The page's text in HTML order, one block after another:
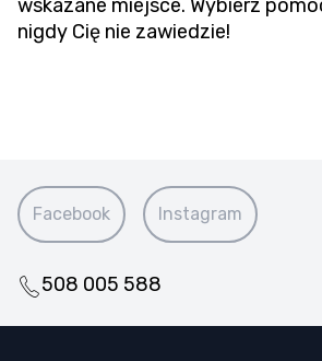
wskazane miejsce. Wybierz
nigdy Cię nie zawiedzie!
Facebook Instagram
508 005 588